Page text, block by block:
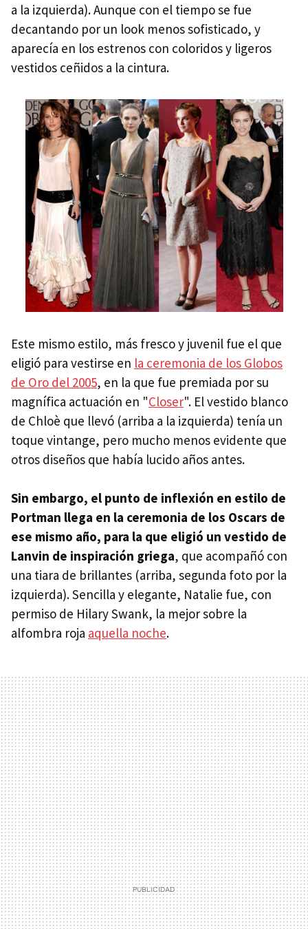
a la izquierda). Aunque con el tiempo se fue
decantando por un look menos sofisticado, y
aparecía en los estrenos con coloridos y ligeros
vestidos ceñidos a la cintura.
Este mismo estilo, más fresco y juvenil fue el que
eligió para vestirse en la ceremonia de los Globos
de Oro del 2005, en la que fue premiada por su
magnífica actuación en "Closer". El vestido blanco
de Chloè que llevó (arriba a la izquierda) tenía un
toque vintange, pero mucho menos evidente que
otros diseños que había lucido años antes.
Sin embargo, el punto de inflexión en estilo de
Portman llega en la ceremonia de los Oscars de
ese mismo año, para la que eligió un vestido de
Lanvin de inspiración griega, que acompañó con
una tiara de brillantes (arriba, segunda foto por la
izquierda). Sencilla y elegante, Natalie fue, con
permiso de Hilary Swank, la mejor sobre la
alfombra roja aquella noche.